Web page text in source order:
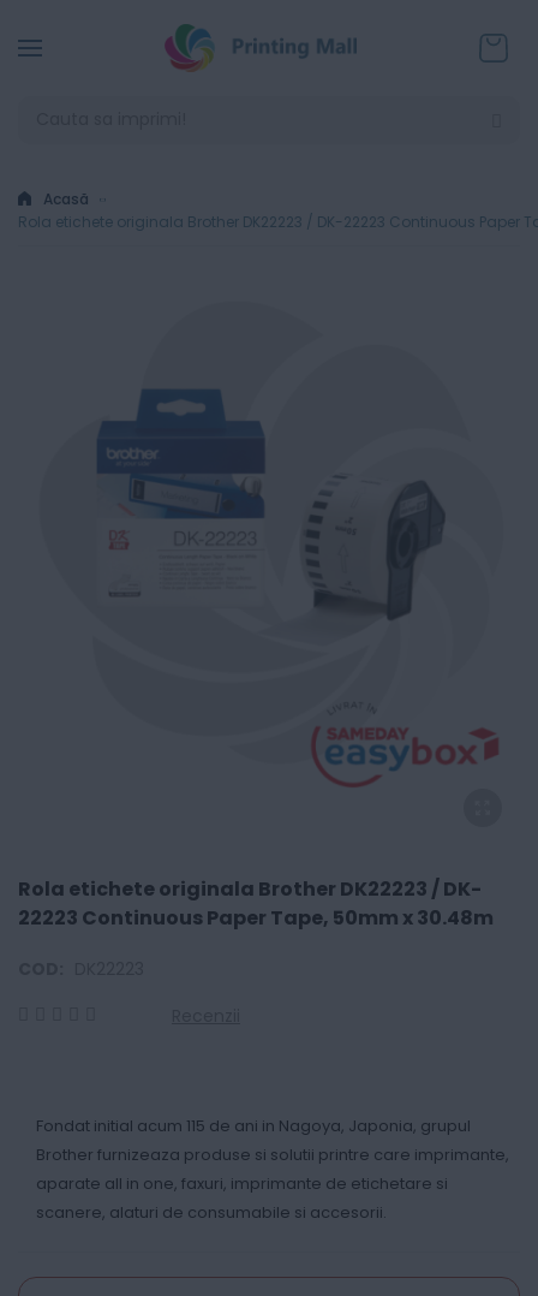
Acasă
Rola etichete originala Brother DK22223 / DK-22223 Continuous Paper
Rola etichete originala Brother DK22223 / DK-
22223 Continuous Paper Tape, 50mm x 30.48m
Fondat initial acum 115 de ani in Nagoya, Japonia, grupul
Brother furnizeaza produse si solutii printre care imprimante,
aparate all in one, faxuri, imprimante de etichetare si
scanere, alaturi de consumabile si accesorii.